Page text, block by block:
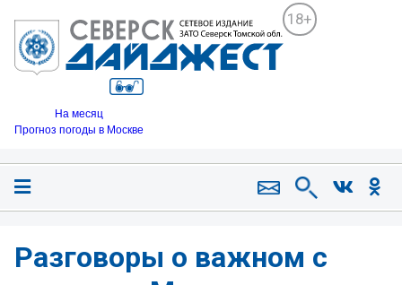
18+
На месяц
Прогноз погоды в Москве
Разговоры о важном с